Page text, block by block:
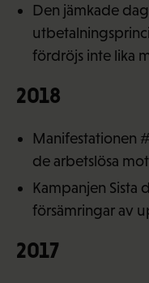
Den jämkade
fördröjs inte lika
2018
Manifestationen
de arbetslösa
Kampanjen
försämringar av
2017